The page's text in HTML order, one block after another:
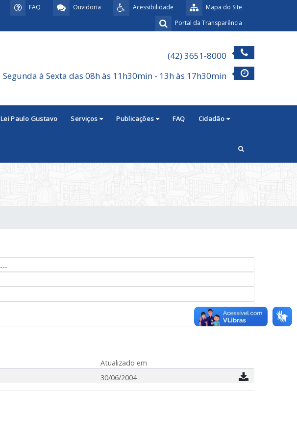
Mapa do Site
Acessibilidade
Ouvidoria
FAQ
Portal da Transparência
(42) 3651-8000
Segunda à Sexta das 08h às 11h30min - 13h às 17h30min
Lei Paulo Gustavo Serviços Publicações FAQ Cidadão
---
Atualizado em
30/06/2004